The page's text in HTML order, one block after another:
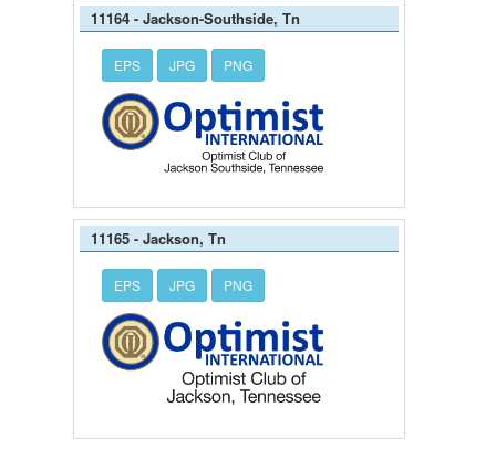
11164 - Jackson-Southside, Tn
EPS JPG PNG
11165 - Jackson, Tn
EPS JPG PNG